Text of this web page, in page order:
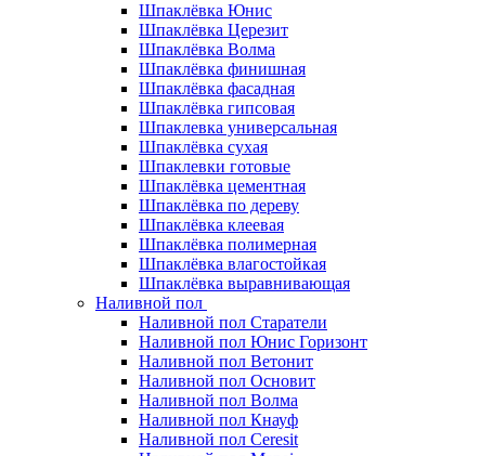
Шпаклёвка Юнис
Шпаклёвка Церезит
Шпаклёвка Волма
Шпаклёвка финишная
Шпаклёвка фасадная
Шпаклёвка гипсовая
Шпаклевка универсальная
Шпаклёвка сухая
Шпаклевки готовые
Шпаклёвка цементная
Шпаклёвка по дереву
Шпаклёвка клеевая
Шпаклёвка полимерная
Шпаклёвка влагостойкая
Шпаклёвка выравнивающая
Наливной пол
Наливной пол Старатели
Наливной пол Юнис Горизонт
Наливной пол Ветонит
Наливной пол Основит
Наливной пол Волма
Наливной пол Кнауф
Наливной пол Ceresit